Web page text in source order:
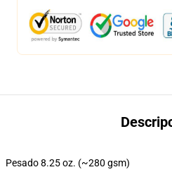
Pesado 8.25 oz. (~280 gsm)